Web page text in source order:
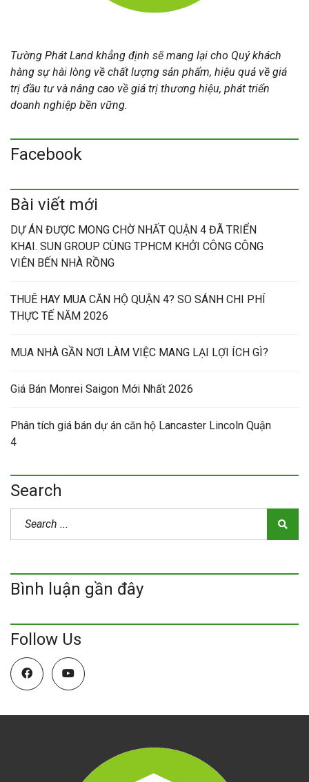
Tường Phát Land khẳng định sẽ mang lại cho Quý khách
hàng sự hài lòng về chất lượng sản phẩm, hiệu quả về giá
trị đầu tư và nâng cao về giá trị thương hiệu, phát triển
doanh nghiệp bền vững.
Facebook
Bài viết mới
DỰ ÁN ĐƯỢC MONG CHỜ NHẤT QUẬN 4 ĐÃ TRIỂN
KHAI. SUN GROUP CÙNG TPHCM KHỞI CÔNG CÔNG
VIÊN BẾN NHÀ RỒNG
THUÊ HAY MUA CĂN HỘ QUẬN 4? SO SÁNH CHI PHÍ
THỰC TẾ NĂM 2026
MUA NHÀ GẦN NƠI LÀM VIỆC MANG LẠI LỢI ÍCH GÌ?
Giá Bán Monrei Saigon Mới Nhất 2026
Phân tích giá bán dự án căn hộ Lancaster Lincoln Quận
4
Search
Bình luận gần đây
Follow Us